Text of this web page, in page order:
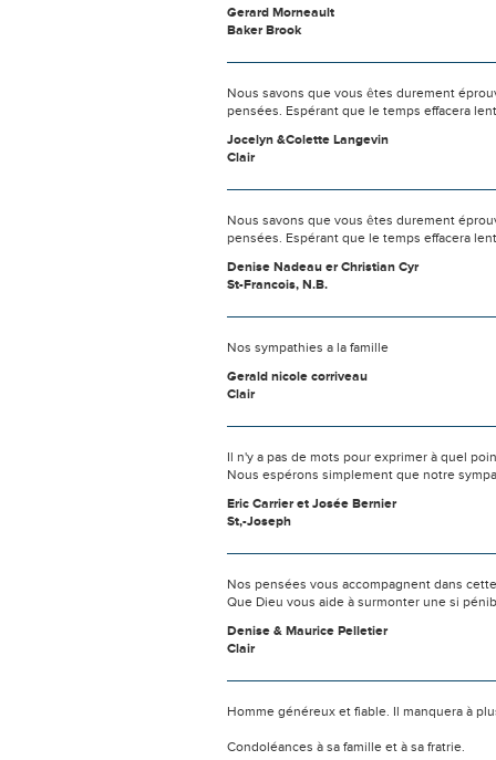
Gerard Morneault
Baker Brook
Nous savons que vous êtes durement
pensées. Espérant que le temps effacera
Jocelyn &Colette Langevin
Clair
Nous savons que vous êtes durement
pensées. Espérant que le temps effacera
Denise Nadeau er Christian Cyr
St-Francois, N.B.
Nos sympathies a la famille
Gerald nicole corriveau
Clair
Il n'y a pas de mots pour exprimer à quel
Nous espérons simplement que notre
Eric Carrier et Josée Bernier
St,-Joseph
Nos pensées vous accompagnent dans
Que Dieu vous aide à surmonter une si
Denise & Maurice Pelletier
Clair
Homme généreux et fiable. Il manquera à
Condoléances à sa famille et à sa fratrie.